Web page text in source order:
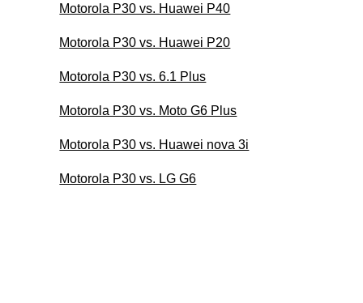
Motorola P30 vs. Huawei P40
Motorola P30 vs. Huawei P20
Motorola P30 vs. 6.1 Plus
Motorola P30 vs. Moto G6 Plus
Motorola P30 vs. Huawei nova 3i
Motorola P30 vs. LG G6